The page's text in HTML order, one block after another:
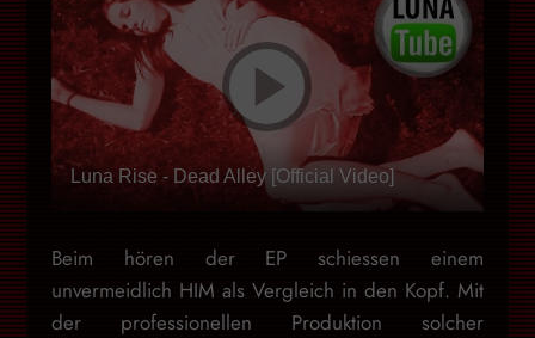
Luna Rise - Dead Alley [Official Video]
Beim hören der EP schiessen einem
unvermeidlich HIM als Vergleich in den Kopf. Mit
der professionellen Produktion solcher